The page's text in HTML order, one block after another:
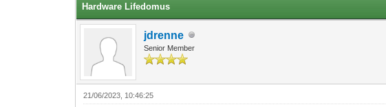
Hardware Lifedomus
jdrenne
Senior Member
21/06/2023, 10:46:25